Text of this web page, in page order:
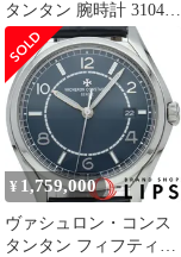
タンタン 腕時計 31045
鑑定済み ブランド
¥ 1,759,000
ヴァシュロン・コンス
タンタン フィフティー